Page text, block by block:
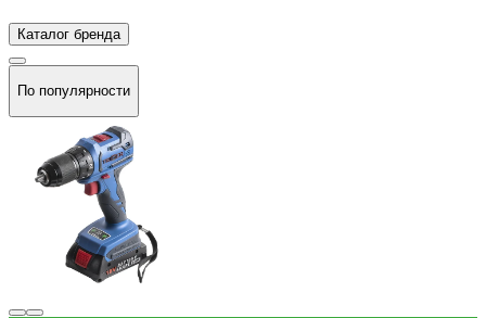
Каталог бренда
По популярности